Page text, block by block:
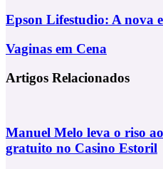
Epson
Lifestudio:
A
nova
da
Epson Lifestudio: A nova
Vaginas
Cena
Vaginas em Cena
Artigos Relacionados
Manuel Melo leva o riso
gratuito no Casino Estoril